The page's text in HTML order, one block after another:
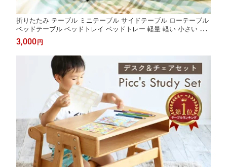
折りたたみ テーブル ミニテーブル サイドテーブル ローテーブル
ベッドテーブル ベッドトレイ ベッドトレー 軽量 軽い 小さい 持
ち運び おしゃれ 可愛い アウトドア タブレット スマホ 携帯 スタ
ンド 寝室 介護 ベット 補助テーブル T-3229 ちいくのいちば いち
3,000 円